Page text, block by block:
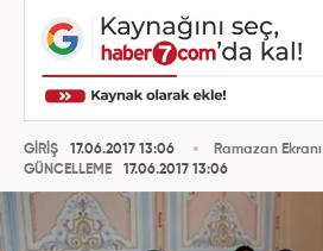
GİRİŞ
17.06.2017 13:06
GÜNCELLEME
17.06.2017 13:06
Ramazan Ekranı